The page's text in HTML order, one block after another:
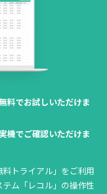
料でお試しいただけま
機でご確認いただけま
トライアル」をご利用
ム「レコル」の操作性